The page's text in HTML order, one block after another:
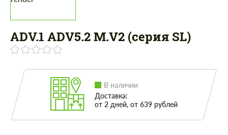
ADV.1 ADV5.2 M.V2 (серия SL)
В наличии
Доставка:
от 2 дней, от 639 рублей